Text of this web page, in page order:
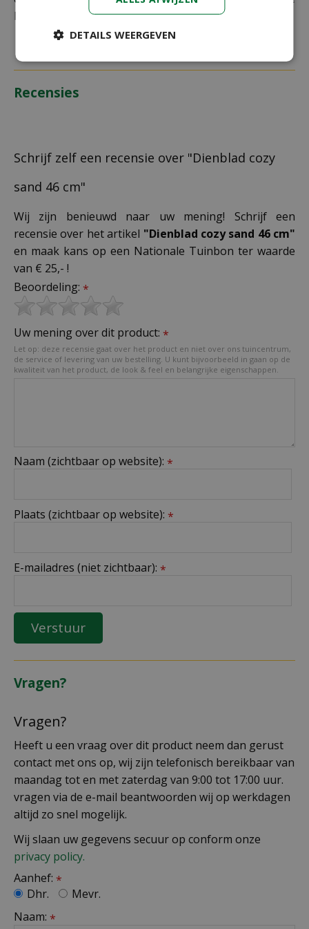
bestelling plaatst.
Recensies
Schrijf zelf een recensie over "Dienblad cozy
sand 46 cm"
Wij zijn benieuwd naar uw mening! Schrijf een
recensie over het artikel "Dienblad cozy sand 46 cm"
en maak kans op een Nationale Tuinbon ter waarde
van € 25,- !
Beoordeling: *
Uw mening over dit product: *
Let op: deze recensie gaat over het product en niet over ons tuincentrum,
de service of levering van uw bestelling. U kunt bijvoorbeeld in gaan op de
kwaliteit van het product, de look & feel en belangrijke eigenschappen.
Naam (zichtbaar op website): *
Plaats (zichtbaar op website): *
E-mailadres (niet zichtbaar): *
Vragen?
Vragen?
Heeft u een vraag over dit product neem dan gerust
contact met ons op, wij zijn telefonisch bereikbaar van
maandag tot en met zaterdag van 9:00 tot 17:00 uur.
vragen via de e-mail beantwoorden wij op werkdagen
altijd zo snel mogelijk.
Wij slaan uw gegevens secuur op conform onze
privacy policy.
Aanhef: *
Dhr.
Mevr.
Naam: *
DETAILS WEERGEVEN